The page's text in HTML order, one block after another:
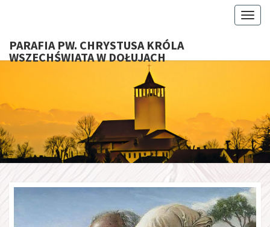
PARAFIA PW. CHRYSTUSA KRÓLA
WSZECHŚWIATA W DOŁUJACH
W